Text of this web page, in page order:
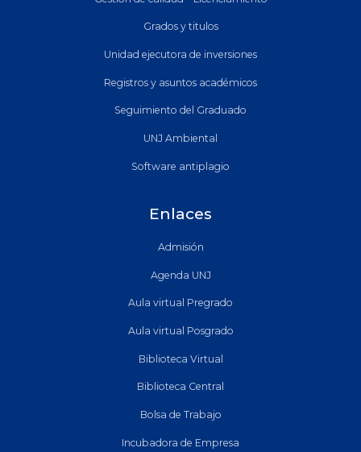
Grados y titulos
Unidad ejecutora de inversiones
Registros y asuntos académicos
Seguimiento del Graduado
UNJ Ambiental
Software antiplagio
Enlaces
Admisión
Agenda UNJ
Aula virtual Pregrado
Aula virtual Posgrado
Biblioteca Virtual
Biblioteca Central
Bolsa de Trabajo
Incubadora de Empresa